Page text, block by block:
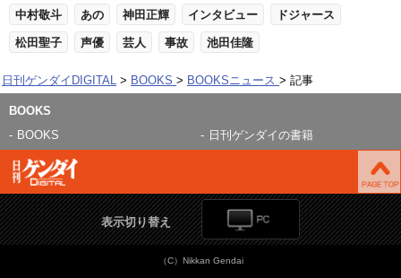
中村敬斗 あの 神田正輝 インタビュー ドジャース
松田聖子 声優 芸人 事故 池田佳隆
日刊ゲンダイDIGITAL BOOKS BOOKSニュース 記事
BOOKS
BOOKS
日刊ゲンダイの書籍
表示切り替え
（C）Nikkan Gendai